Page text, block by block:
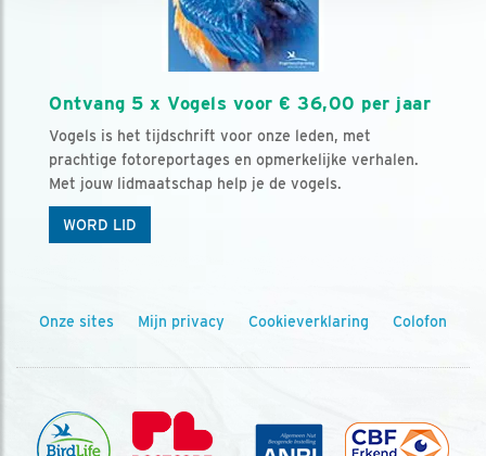
Ontvang 5 x Vogels voor € 36,00 per jaar
Vogels is het tijdschrift voor onze leden, met
prachtige fotoreportages en opmerkelijke verhalen.
Met jouw lidmaatschap help je de vogels.
WORD LID
Onze sites Mijn privacy Cookieverklaring Colofon